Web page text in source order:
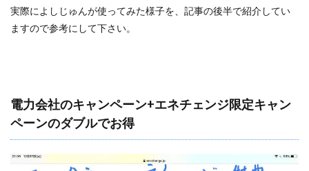
実際によしじゅんが使ってみた様子を、記事の後半で紹介してい
ますので参考にして下さい。
電力会社のキャンペーン+エネチェンジ限定キャン
ペーンのダブルでお得